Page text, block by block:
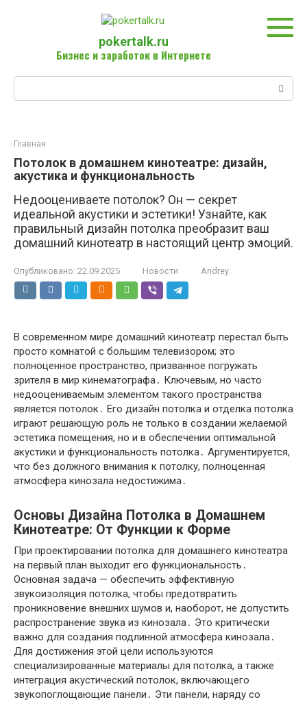
pokertalk.ru
Бизнес и заработок в Интернете
Главная
Потолок в домашнем кинотеатре: дизайн,
акустика и функциональность
Недооцениваете потолок? Он — секрет
идеальной акустики и эстетики! Узнайте, как
правильный дизайн потолка преобразит ваш
домашний кинотеатр в настоящий центр эмоций.
Опубликовано: 22.09.2025 Новости Andrey
В современном мире домашний кинотеатр перестал быть
просто комнатой с большим телевизором; это
полноценное пространство, призванное погружать
зрителя в мир кинематографа․ Ключевым, но часто
недооцениваемым элементом такого пространства
является потолок․ Его дизайн потолка и отделка потолка
играют решающую роль не только в создании желаемой
эстетика помещения, но и в обеспечении оптимальной
акустики и функциональность потолка․ Аргументируется,
что без должного внимания к потолку, полноценная
атмосфера кинозала недостижима․
Основы Дизайна Потолка в Домашнем
Кинотеатре: От Функции к Форме
При проектировании потолка для домашнего кинотеатра
на первый план выходит его функциональность․
Основная задача — обеспечить эффективную
звукоизоляция потолка, чтобы предотвратить
проникновение внешних шумов и, наоборот, не допустить
распространение звука из кинозала․ Это критически
важно для создания подлинной атмосфера кинозала․
Для достижения этой цели используются
специализированные материалы для потолка, а также
интеграция акустический потолок, включающего
звукопоглощающие панели․ Эти панели, наряду со